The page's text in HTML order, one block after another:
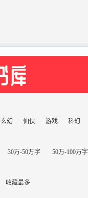
玄幻 仙侠 游戏 科幻
30万-50万字 50万-100万
收藏最多